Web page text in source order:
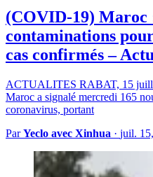
(COVID-19) Maroc
contaminations
cas confirmés –
ACTUALITES RABAT, 15
Maroc a signalé mercredi 165
coronavirus, portant
ParYeclo avec Xinhua · juil.